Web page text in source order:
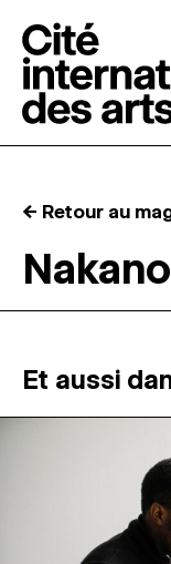
RÉSIDENCES ↓
ATELIERS
← Retour au
Et aussi